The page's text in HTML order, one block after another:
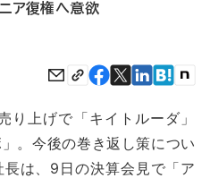
ア復権へ意欲
上げで「キイトルーダ」
。今後の巻き返し策につい
は、9日の決算会見で「ア